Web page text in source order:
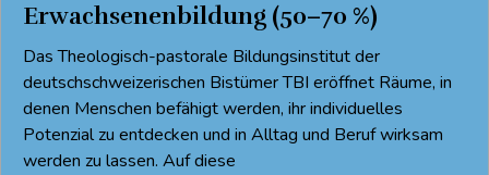
Erwachsenenbildung (50–70 %)
Das Theologisch-pastorale Bildungsinstitut der
deutschschweizerischen Bistümer TBI eröffnet Räume, in
denen Menschen befähigt werden, ihr individuelles
Potenzial zu entdecken und in Alltag und Beruf wirksam
werden zu lassen. Auf diese